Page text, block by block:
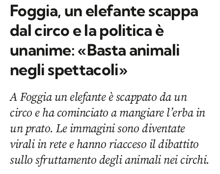
Foggia, un elefante scappa
dal circo e la politica è
unanime: «Basta animali
negli spettacoli»
A Foggia un elefante è scappato da un
circo e ha cominciato a mangiare l’erba in
un prato. Le immagini sono diventate
virali in rete e hanno riacceso il dibattito
sullo sfruttamento degli animali nei circhi.